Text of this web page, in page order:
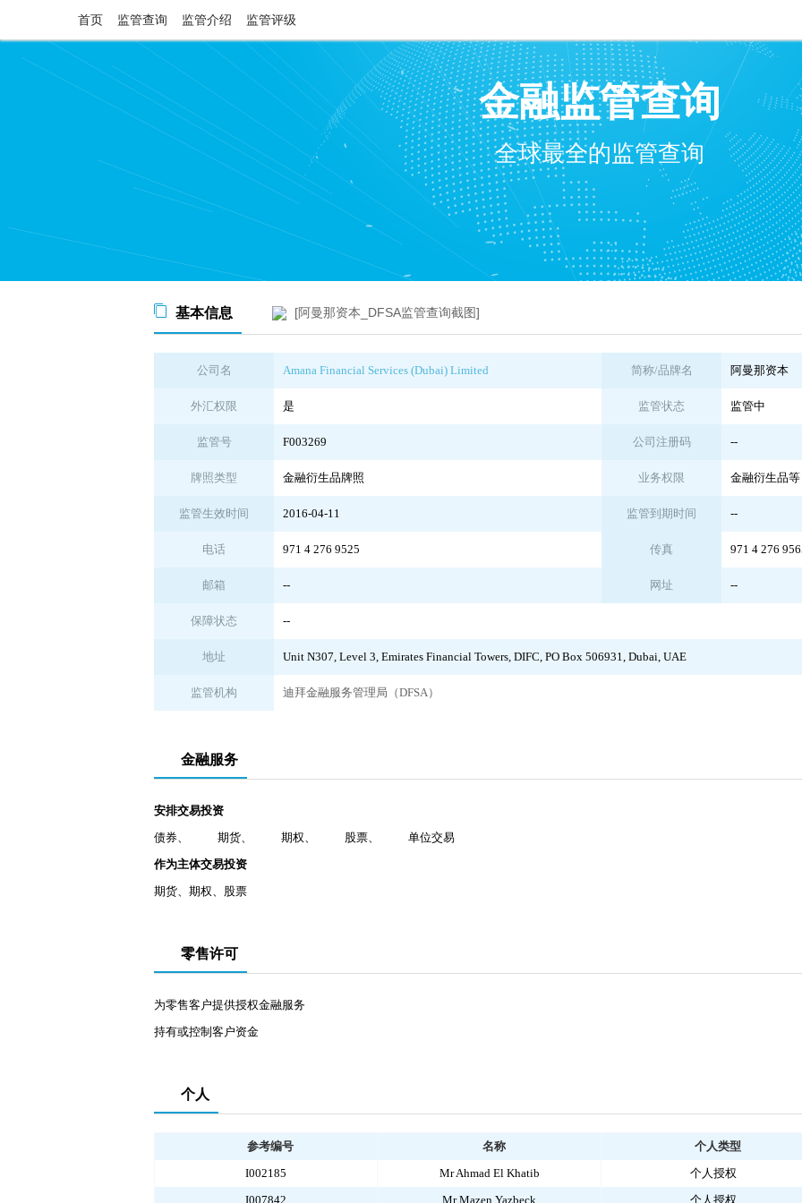
首页 监管查询 监管介绍 监管评级
金融监管查询
全球最全的监管查询
基本信息 [阿曼那资本_DFSA监管查询截图]
公司名 Amana Financial Services (Dubai) Limited 简称/品牌名 阿曼那资本
外汇权限 是 监管状态 监管中
监管号 F003269 公司注册码 --
牌照类型 金融衍生品牌照 业务权限 金融衍生品等
监管生效时间 2016-04-11 监管到期时间 --
电话 971 4 276 9525 传真 971 4 276
邮箱 -- 网址 --
保障状态 --
地址 Unit N307, Level 3, Emirates Financial Towers, DIFC, PO Box 506931, Dubai, UAE
监管机构 迪拜金融服务管理局（DFSA）
金融服务
安排交易投资
债券、
期货、 期权、 股票、
单位交易
作为主体交易投资
期货、期权、股票
零售许可
为零售客户提供授权金融服务
持有或控制客户资金
个人
参考编号 名称
个人类型
I002185
Mr Ahmad El Khatib
个人授权
I007842
Mr Mazen Yazbeck 个人授权